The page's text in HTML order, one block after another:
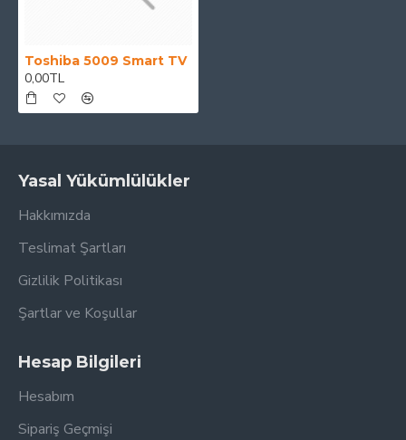
Toshiba 5009 Smart TV
0,00TL
Yasal Yükümlülükler
Hakkımızda
Teslimat Şartları
Gizlilik Politikası
Şartlar ve Koşullar
Hesap Bilgileri
Hesabım
Sipariş Geçmişi